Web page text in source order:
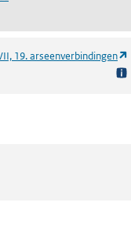
19. arseenverbindingen